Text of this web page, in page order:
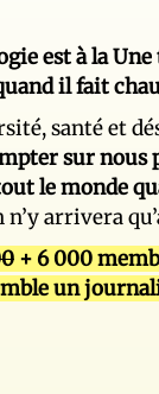
est à la
il fait
santé et
sur
le monde
n’y arrivera
+ 6 000
un